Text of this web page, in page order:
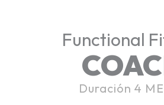
Functional
Duración 4